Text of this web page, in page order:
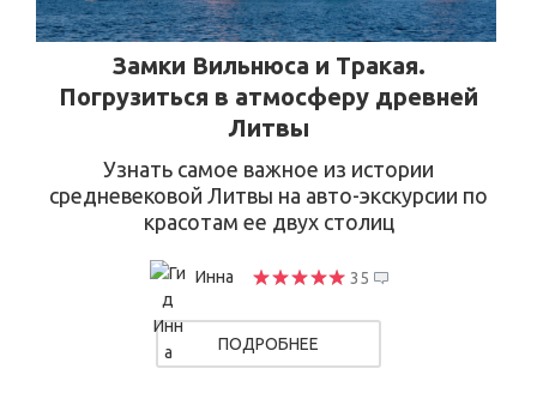
Замки Вильнюса и Тракая.
Погрузиться в атмосферу древней
Литвы
Узнать самое важное из истории
средневековой Литвы на авто-экскурсии по
красотам ее двух столиц
Инна 35
ПОДРОБНЕЕ